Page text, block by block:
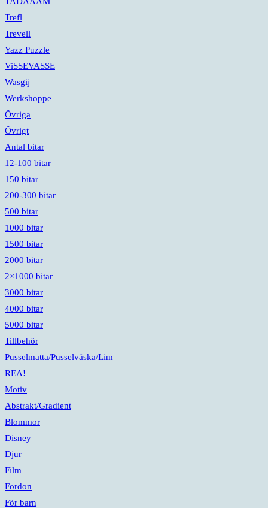
Trefl
Trevell
Yazz Puzzle
ViSSEVASSE
Wasgij
Werkshoppe
Övriga
Övrigt
Antal bitar
12-100 bitar
150 bitar
200-300 bitar
500 bitar
1000 bitar
1500 bitar
2000 bitar
2×1000 bitar
3000 bitar
4000 bitar
5000 bitar
Tillbehör
Pusselmatta/Pusselväska/Lim
REA!
Motiv
Abstrakt/Gradient
Blommor
Disney
Djur
Film
Fordon
För barn